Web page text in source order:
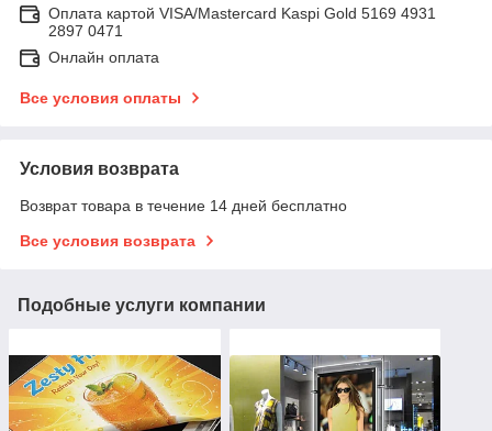
Оплата картой VISA/Mastercard Kaspi Gold 5169 4931
2897 0471
Онлайн оплата
Все условия оплаты
Условия возврата
Возврат товара в течение 14 дней бесплатно
Все условия возврата
Подобные услуги компании